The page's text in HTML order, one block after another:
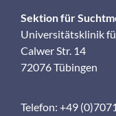
Sektion für
Universitätsklinik
Calwer Str. 14
72076 Tübingen
Telefon: +49